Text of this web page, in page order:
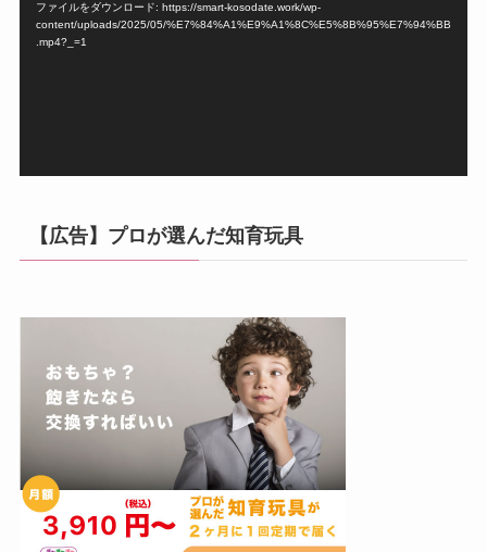
ファイルをダウンロード: https://smart-kosodate.work/wp-
content/uploads/2025/05/%E7%84%A1%E9%A1%8C%E5%8B%95%E7%94%BB
.mp4?_=1
【広告】プロが選んだ知育玩具